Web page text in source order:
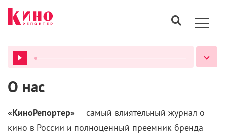
ВСЕ ПОДКАСТЫ
О нас
«КиноРепортер» — самый влиятельный журнал о
кино в России и полноценный преемник бренда